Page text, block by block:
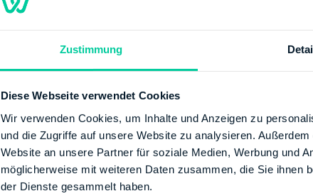
Zustimmung
Diese Webseite verwendet Cookies
Wir verwenden Cookies, um Inhalte und Anzeigen zu
und die Zugriffe auf unsere Website zu analysieren.
Website an unsere Partner für soziale Medien, Werbung und
möglicherweise mit weiteren Daten zusammen, die Sie ihnen
der Dienste gesammelt haben.
Servicestelle
Mittwoch:08:00-13:00
Donnerstag: 08:00-17:00
Freitag: 08:00-12:00
Kontaktinformation